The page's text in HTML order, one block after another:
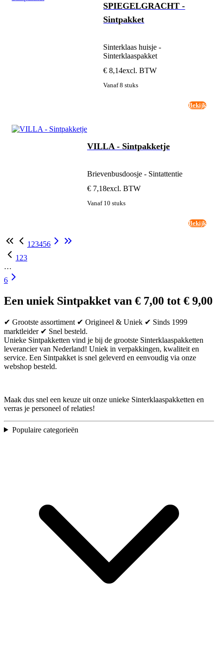
SPIEGELGRACHT -
Sintpakket
Sinterklaas huisje -
Sinterklaaspakket
€ 8,14excl. BTW
Vanaf 8 stuks
Bekijk
VILLA - Sintpakketje
Brievenbusdoosje - Sintattentie
€ 7,18excl. BTW
Vanaf 10 stuks
Bekijk
1 23456
1 23
…
6
Een uniek Sintpakket van € 7,00 tot € 9,00
✔ Grootste assortiment ✔ Origineel & Uniek ✔ Sinds 1999
marktleider ✔ Snel besteld.
Unieke Sintpakketten vind je bij de grootste Sinterklaaspakketten
leverancier van Nederland! Uniek in verpakkingen, kwaliteit en
service. Een Sintpakket is snel geleverd en eenvoudig via onze
webshop besteld.
Maak dus snel een keuze uit onze unieke Sinterklaaspakketten en
verras je personeel of relaties!
Populaire categorieën